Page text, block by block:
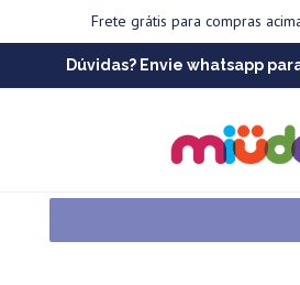
Frete grátis para compras
Dúvidas? Envie whatsapp